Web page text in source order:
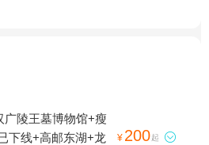
广陵王墓博物馆+瘦
下线+高邮东湖+龙
¥ 200起 